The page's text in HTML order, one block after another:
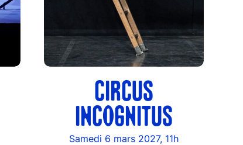
CIRCUS
INCOGNITUS
Samedi 6 mars 2027, 11h